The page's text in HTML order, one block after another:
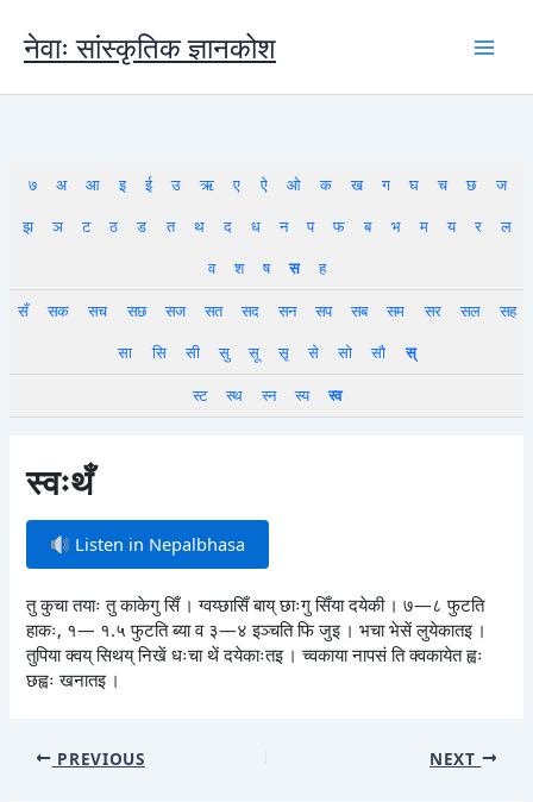
content
नेवाः सांस्कृतिक ज्ञानकोश
७ अ आ इ ई उ ऋ ए ऐ ओ क ख ग घ च छ
ज
झ
ञ ट ठ ड त थ द ध न प फ ब भ म य र
ल
व
श ष स
ह
सँ
सक सच सछ सज सत सद सन सप सब सम सर सल
सह
सा
सि सी सु सू सृ से सो सौ
स्
स्ट
स्थ स्न स्य स्व
स्वःथँ
Listen in Nepalbhasa
तु कुचा तयाः तु काकेगु सिँ । ग्वय्छासिँ बाय् छाःगु सिँया दयेकी । ७—८ फुटति
हाकः, १— १.५ फुटति ब्या व ३—४ इञ्चति फि जुइ । भचा भेसें लुयेकातइ ।
तुपिया क्वय् सिथय् निखें धःचा थें दयेकाःतइ । च्वकाया नापसं ति क्वकायेत ह्वः
छह्वः खनातइ ।
PREVIOUS NEXT